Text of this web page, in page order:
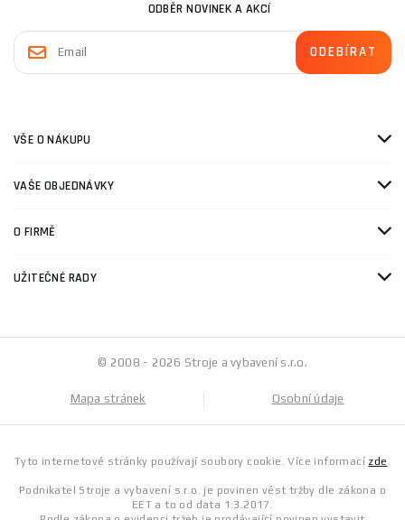
ODBĚR NOVINEK A AKCÍ
VŠE O NÁKUPU
VAŠE OBJEDNÁVKY
O FIRMĚ
UŽITEČNÉ RADY
© 2008 - 2026 Stroje a vybavení s.r.o.
Mapa stránek Osobní údaje
Tyto internetové stránky používají soubory cookie. Více informací zde .
Podnikatel Stroje a vybavení s.r.o. je povinen vést tržby dle zákona o
EET a to od data 1.3.2017.